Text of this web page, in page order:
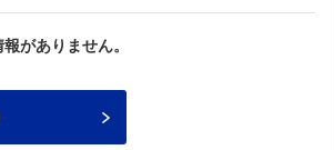
がありません。